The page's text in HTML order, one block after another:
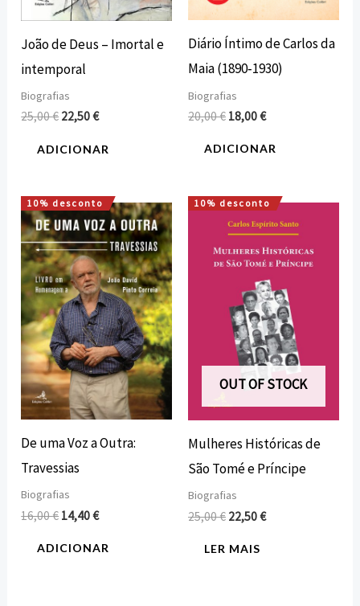
João de Deus – Imortal e
intemporal
Biografias
25,00€ 22,50€
ADICIONAR
Diário Íntimo de Carlos da
Maia (1890‐1930)
Biografias
20,00€ 18,00€
ADICIONAR
10% desconto
De uma Voz a Outra:
Travessias
Biografias
16,00€
O
preço
original
era:
16,00 €.
14,40€
O
preço
atual
é:
14,40 €.
ADICIONAR
10% desconto
OUT OF STOCK
Mulheres Históricas de
São Tomé e Príncipe
Biografias
25,00€
O
preço
original
era:
25,00 €.
22,50€
O
preço
atual
é:
22,50 €.
LER MAIS